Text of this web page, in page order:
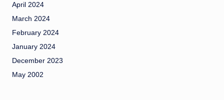
April 2024
March 2024
February 2024
January 2024
December 2023
May 2002